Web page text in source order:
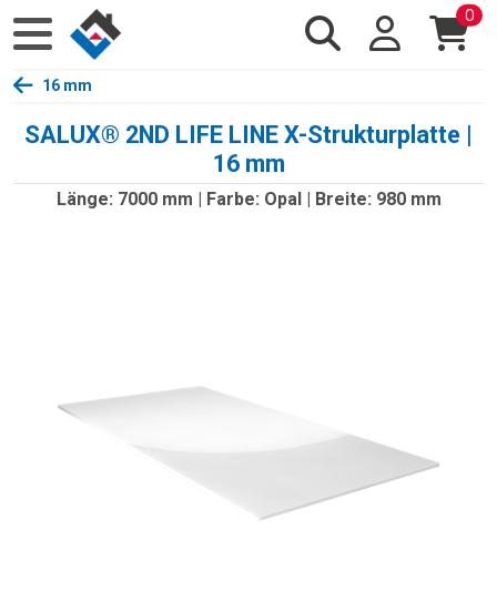
0
16 mm
SALUX® 2ND LIFE LINE X-Strukturplatte |
16 mm
Länge: 7000 mm | Farbe: Opal | Breite: 980 mm